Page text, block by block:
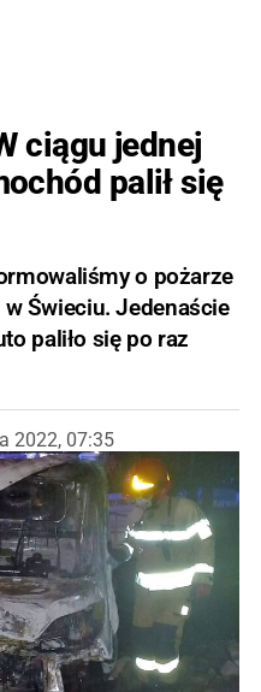
ciągu jednej
palił się
o pożarze
Świeciu. Jedenaście
paliło się po raz
2022, 07:35